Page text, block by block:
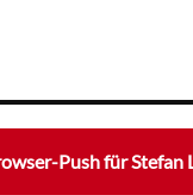
Push für Stefan